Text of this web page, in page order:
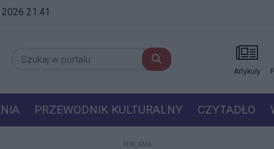
21:41
Artykuły
PRZEWODNIK KULTURALNY CZYTADŁO
REKLAMA